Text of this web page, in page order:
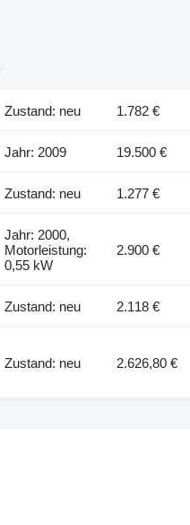
Zustand: neu 1.782 €
Jahr: 2009 19.500 €
Zustand: neu 1.277 €
Jahr: 2000,
Motorleistung:
0,55 kW
2.900 €
Zustand: neu 2.118 €
Zustand: neu 2.626,80 €